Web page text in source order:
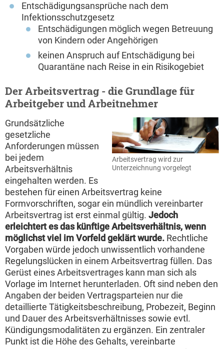
Entschädigungsansprüche nach dem
Infektionsschutzgesetz
Entschädigungen möglich wegen Betreuung
von Kindern oder Angehörigen
keinen Anspruch auf Entschädigung bei
Quarantäne nach Reise in ein Risikogebiet
Der Arbeitsvertrag - die Grundlage für
Arbeitgeber und Arbeitnehmer
Arbeitsvertrag wird zur
Unterzeichnung vorgelegt
Grundsätzliche
gesetzliche
Anforderungen müssen
bei jedem
Arbeitsverhältnis
eingehalten werden. Es
bestehen für einen Arbeitsvertrag keine
Formvorschriften, sogar ein mündlich vereinbarter
Arbeitsvertrag ist erst einmal gültig. Jedoch
erleichtert es das künftige Arbeitsverhältnis, wenn
möglichst viel im Vorfeld geklärt wurde. Rechtliche
Vorgaben würde jedoch unwissentlich vorhandene
Regelungslücken in einem Arbeitsvertrag füllen. Das
Gerüst eines Arbeitsvertrages kann man sich als
Vorlage im Internet herunterladen. Oft sind neben den
Angaben der beiden Vertragsparteien nur die
detaillierte Tätigkeitsbeschreibung, Probezeit, Beginn
und Dauer des Arbeitsverhältnisses sowie evtl.
Kündigungsmodalitäten zu ergänzen. Ein zentraler
Punkt ist die Höhe des Gehalts, vereinbarte